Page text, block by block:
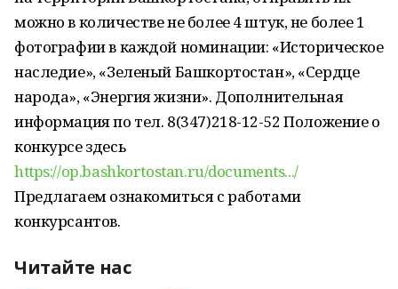
можно в количестве не более 4 штук, не более 1
фотографии в каждой номинации: «Историческое
наследие», «Зеленый Башкортостан», «Сердце
народа», «Энергия жизни». Дополнительная
информация по тел. 8(347)218-12-52 Положение о
конкурсе здесь
https://op.bashkortostan.ru/documents.../
Предлагаем ознакомиться с работами
конкурсантов.
Читайте нас